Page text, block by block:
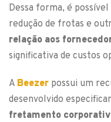
Dessa forma, é
redução de frotas e
relação aos
significativa de custos
A Beezer possui um
desenvolvido
fretamento